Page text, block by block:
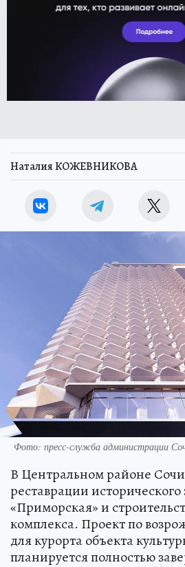
Наталия КОЖЕВНИКОВА
Фото: пресс-служба администрации
В Центральном районе
реставрации
«Приморская» и
комплекса. Проект по
для курорта объекта
планируется полностью